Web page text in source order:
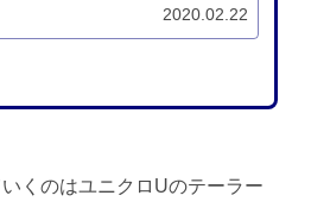
で、ぜひともチャレンジしてみたいアイテムが
2020.02.22
くのはユニクロUのテーラー